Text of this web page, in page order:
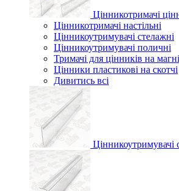
Цінникотримачі
Цінникотримачі настільні
Цінникоутримувачі стелажні
Цінникоутримувачі поличні
Тримачі для цінників на
Цінники пластикові на скотчі
Дивитись всі
Цінникоутримувачі